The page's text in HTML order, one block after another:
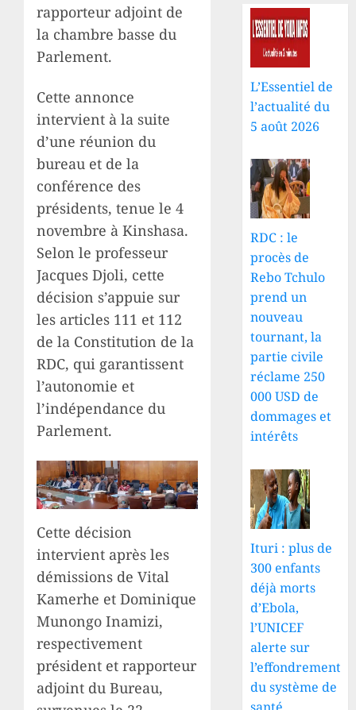
rapporteur adjoint de
la chambre basse du
Parlement.
Cette annonce
intervient à la suite
d’une réunion du
bureau et de la
conférence des
présidents, tenue le 4
novembre à Kinshasa.
Selon le professeur
Jacques Djoli, cette
décision s’appuie sur
les articles 111 et 112
de la Constitution de la
RDC, qui garantissent
l’autonomie et
l’indépendance du
Parlement.
Cette décision
intervient après les
démissions de Vital
Kamerhe et Dominique
Munongo Inamizi,
respectivement
président et rapporteur
adjoint du Bureau,
L’Essentiel de
l’actualité du
5 août 2026
RDC : le
procès de
Rebo Tchulo
prend un
nouveau
tournant, la
partie civile
réclame 250
000 USD de
dommages et
intérêts
Ituri : plus de
300 enfants
déjà morts
d’Ebola,
l’UNICEF
alerte sur
l’effondrement
du système de